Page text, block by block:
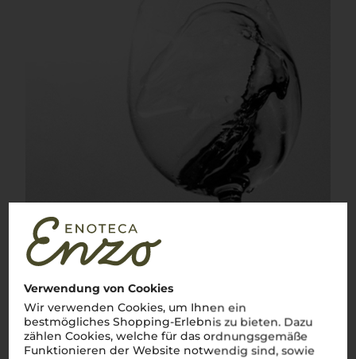
Verwendung von Cookies
Wir verwenden Cookies, um Ihnen ein
bestmögliches Shopping-Erlebnis zu bieten. Dazu
zählen Cookies, welche für das ordnungsgemäße
Funktionieren der Website notwendig sind, sowie